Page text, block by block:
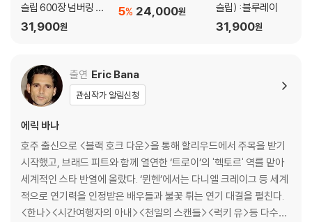
슬립 600장 넘버링 한
정판) : 블루레이
31,900원
24,000원
5%
슬립) : 블루레이
31,900원
출연 Eric Bana
관심작가 알림신청
에릭 바나
호주 출신으로 <블랙 호크 다운>을 통해 할리우드에서 주목을 받기
시작했고, 브래드 피트와 함께 열연한 ‘트로이’의 '헥토르' 역를 맡아
세계적인 스타 반열에 올랐다. ‘뮌헨’에서는 다니엘 크레이그 등 세계
적으로 연기력을 인정받은 배우들과 불꽃 튀는 연기 대결을 펼친다.
<한나><시간여행자의 아내><천일의 스캔들><럭키 유>등 다수의